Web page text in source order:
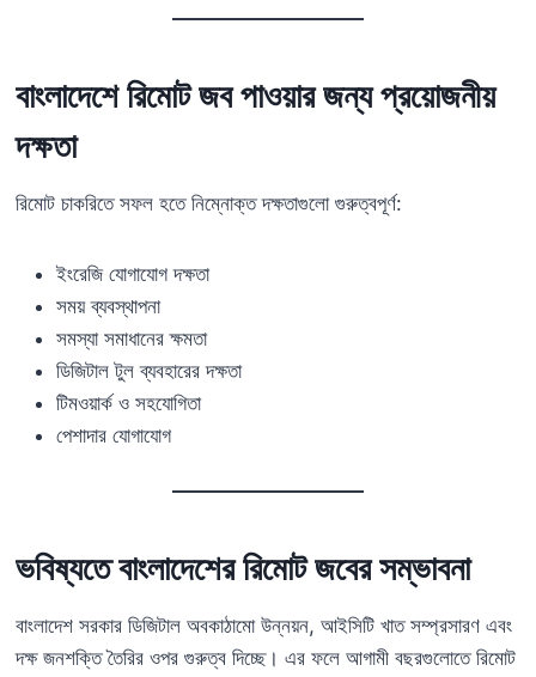
বাংলাদেশে রিমোট জব পাওয়ার জন্য প্রয়োজনীয়
দক্ষতা
রিমোট চাকরিতে সফল হতে নিম্নোক্ত দক্ষতাগুলো গুরুত্বপূর্ণ:
ইংরেজি যোগাযোগ দক্ষতা
সময় ব্যবস্থাপনা
সমস্যা সমাধানের ক্ষমতা
ডিজিটাল টুল ব্যবহারের দক্ষতা
টিমওয়ার্ক ও সহযোগিতা
পেশাদার যোগাযোগ
ভবিষ্যতে বাংলাদেশের রিমোট জবের সম্ভাবনা
বাংলাদেশ সরকার ডিজিটাল অবকাঠামো উন্নয়ন, আইসিটি খাত সম্প্রসারণ এবং
দক্ষ জনশক্তি তৈরির ওপর গুরুত্ব দিচ্ছে। এর ফলে আগামী বছরগুলোতে রিমোট